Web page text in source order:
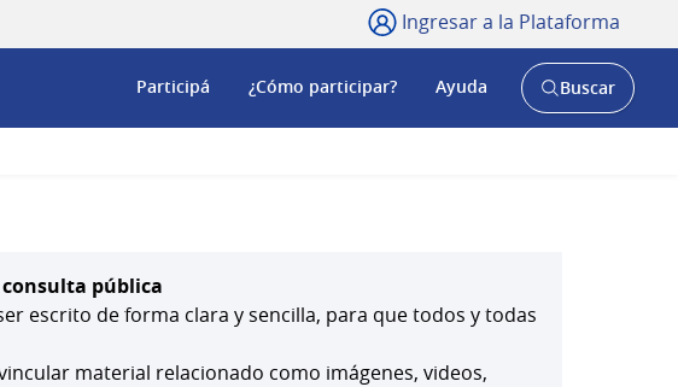
Ingresar a la Plataforma
Participá ¿Cómo participar? Ayuda
AbrirBuscar
pública
escrito de forma clara y sencilla, para que todos y todas
material relacionado como imágenes, videos,